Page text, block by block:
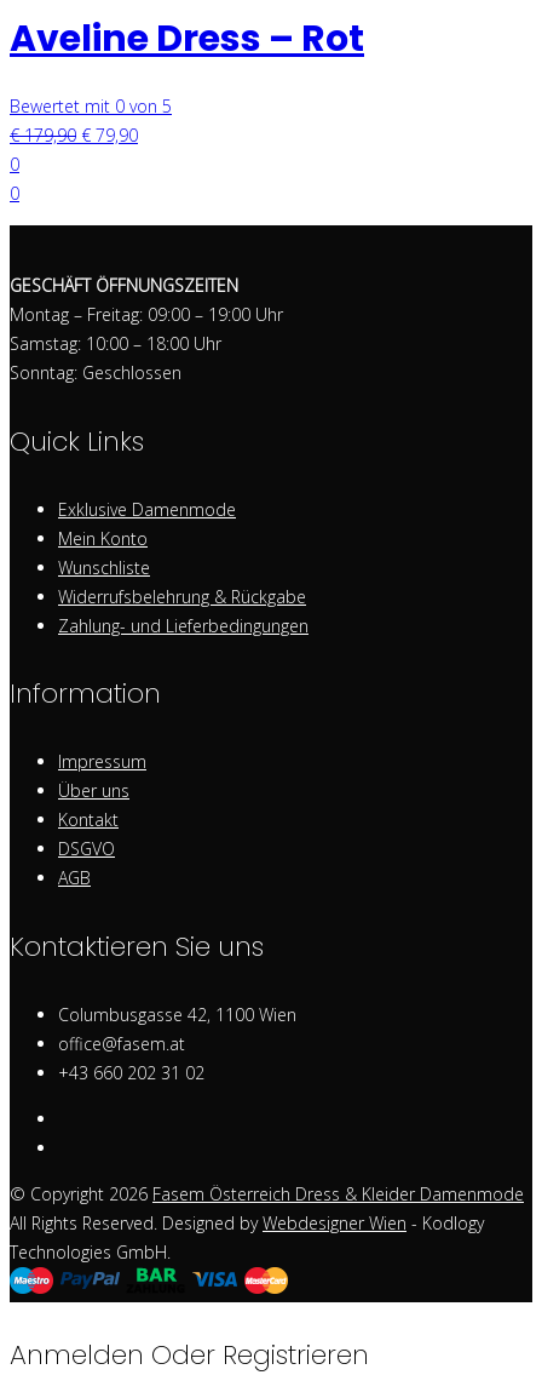
Aveline Dress – Rot
Bewertet mit 0 von 5
€179,90 € 79,90
0
0
GESCHÄFT ÖFFNUNGSZEITEN
Montag – Freitag: 09:00 – 19:00 Uhr
Samstag: 10:00 – 18:00 Uhr
Sonntag: Geschlossen
Quick Links
Exklusive Damenmode
Mein Konto
Wunschliste
Widerrufsbelehrung & Rückgabe
Zahlung- und Lieferbedingungen
Information
Impressum
Über uns
Kontakt
DSGVO
AGB
Kontaktieren Sie uns
Columbusgasse 42, 1100 Wien
office@fasem.at
+43 660 202 31 02
© Copyright 2026 Fasem Österreich Dress & Kleider Damenmode
All Rights Reserved. Designed byWebdesigner Wien - Kodlogy
Technologies GmbH.
Anmelden Oder Registrieren